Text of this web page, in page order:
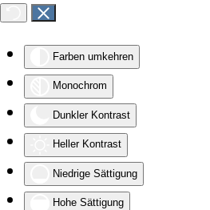
Farben umkehren
Monochrom
Dunkler Kontrast
Heller Kontrast
Niedrige Sättigung
Hohe Sättigung